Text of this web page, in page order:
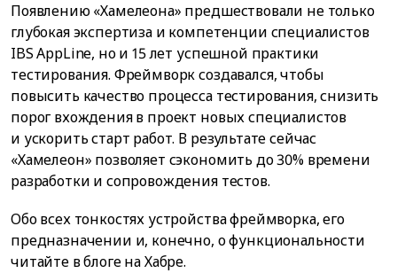
Появлению «Хамелеона» предшествовали не только
глубокая экспертиза и компетенции специалистов
IBS AppLine, но и 15 лет успешной практики
тестирования. Фреймворк создавался, чтобы
повысить качество процесса тестирования, снизить
порог вхождения в проект новых специалистов
и ускорить старт работ. В результате сейчас
«Хамелеон» позволяет сэкономить до 30% времени
разработки и сопровождения тестов.
Обо всех тонкостях устройства фреймворка, его
предназначении и, конечно, о функциональности
читайте в блоге на Хабре.